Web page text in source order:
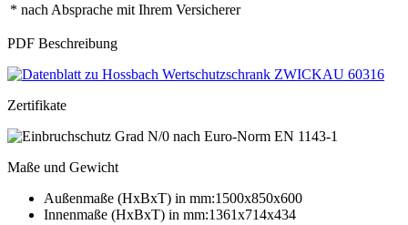
* nach Absprache mit Ihrem Versicherer
PDF Beschreibung
Zertifikate
Maße und Gewicht
Außenmaße (HxBxT) in mm:1500x850x600
Innenmaße (HxBxT) in mm:1361x714x434